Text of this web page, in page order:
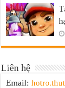
Liên hệ
Email: